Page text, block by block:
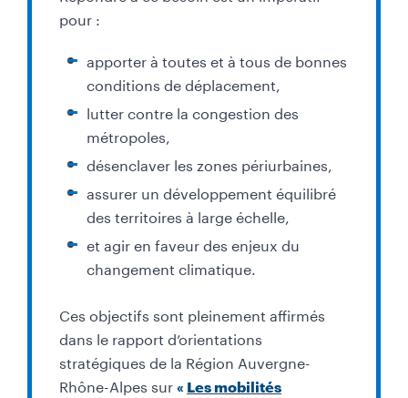
pour :
apporter à toutes et à tous de bonnes
conditions de déplacement,
lutter contre la congestion des
métropoles,
désenclaver les zones périurbaines,
assurer un développement équilibré
des territoires à large échelle,
et agir en faveur des enjeux du
changement climatique.
Ces objectifs sont pleinement affirmés
dans le rapport d’orientations
stratégiques de la Région Auvergne-
Rhône-Alpes sur « Les mobilités